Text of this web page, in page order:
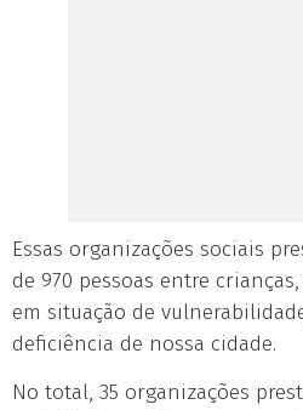
Essas organizações sociais
de 970 pessoas entre
em situação de
deficiência de nossa cidade.
No total, 35 organizações